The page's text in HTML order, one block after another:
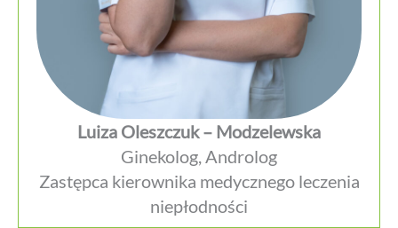
Luiza Oleszczuk – Modzelewska
Ginekolog, Androlog
Zastępca kierownika medycznego leczenia
niepłodności